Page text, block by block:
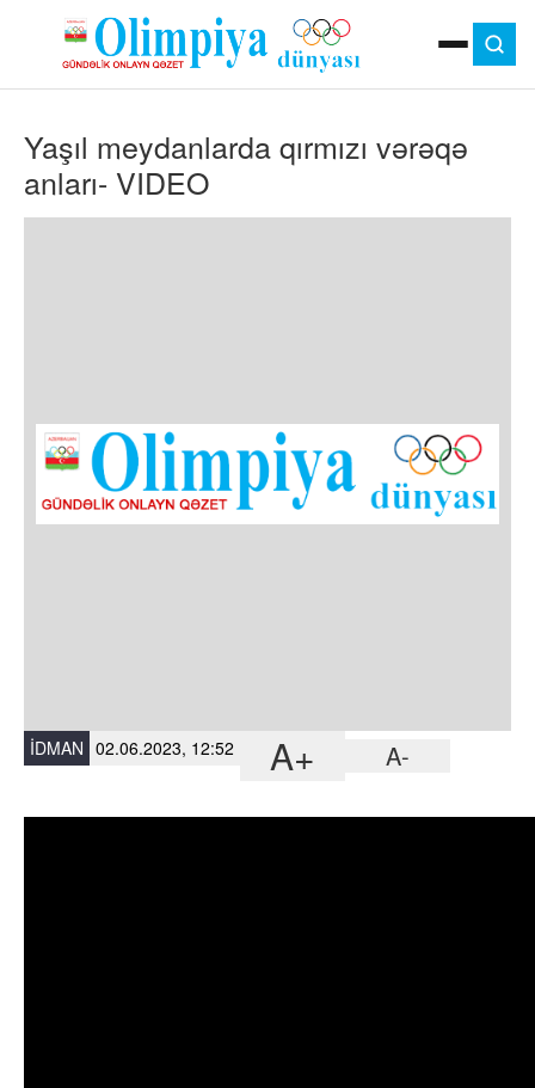
MOK
OLIMPIYA OYUNLARI
ÇAP VERSIYASI
TV
DIGƏR
Yaşıl meydanlarda qırmızı vərəqə
anları- VIDEO
İDMAN 02.06.2023, 12:52 A+ A-